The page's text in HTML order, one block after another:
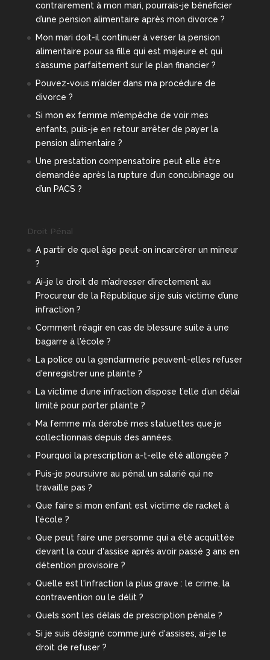
contrairement à mon mari, pourrais-je bénéficier
d’une pension alimentaire après mon divorce ?
Mon mari doit-il continuer à verser la pension
alimentaire pour sa fille qui est majeure et qui
s’assume parfaitement sur le plan financier ?
Pouvez-vous m’aider dans ma procédure de
divorce ?
Si mon ex femme m’empêche de voir mes
enfants, puis-je en retour arrêter de payer la
pension alimentaire ?
Une prestation compensatoire peut elle être
demandée après la rupture d’un concubinage ou
d’un PACS ?
Droit Pénal
A partir de quel âge peut-on incarcérer un mineur
?
Ai-je le droit de m’adresser directement au
Procureur de la République si je suis victime d’une
infraction ?
Comment réagir en cas de blessure suite à une
bagarre à l'école ?
La police ou la gendarmerie peuvent-elles refuser
d'enregistrer une plainte ?
La victime d’une infraction dispose t’elle d’un délai
limité pour porter plainte ?
Ma femme m’a dérobé mes statuettes que je
collectionnais depuis des années.
Pourquoi la prescription a-t-elle été allongée ?
Puis-je poursuivre au pénal un salarié qui ne
travaille pas ?
Que faire si mon enfant est victime de racket à
l'école ?
Que peut faire une personne qui a été acquittée
devant la cour d'assise après avoir passé 3 ans en
détention provisoire ?
Quelle est l'infraction la plus grave : le crime, la
contravention ou le délit ?
Quels sont les délais de prescription pénale ?
Si je suis désigné comme juré d'assises, ai-je le
droit de refuser ?